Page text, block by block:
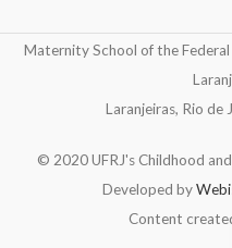
Maternity School of the
Laranjeiras, Rio de
© 2020 UFRJ's Childhood
Developed by
Content